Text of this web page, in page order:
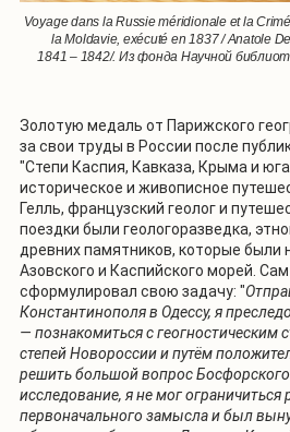
Voyage dans la Russie méridionale et la
la Moldavie, exécuté en 1837 / Anatole
1841 – 1842/. Из фонда Научной
Золотую медаль от Парижского
за свои труды в России после
"Степи Каспия, Кавказа, Крыма и
историческое и живописное
Гелль, французский геолог и
поездки были геологоразведка,
древних памятников, которые были
Азовского и Каспийского морей.
сформулировал свою задачу: "
Константинополя в Одессу, я
— познакомиться с геогностическим
степей Новороссии и путём
решить большой вопрос
исследование, я не мог ограничиться
первоначального замысла и был